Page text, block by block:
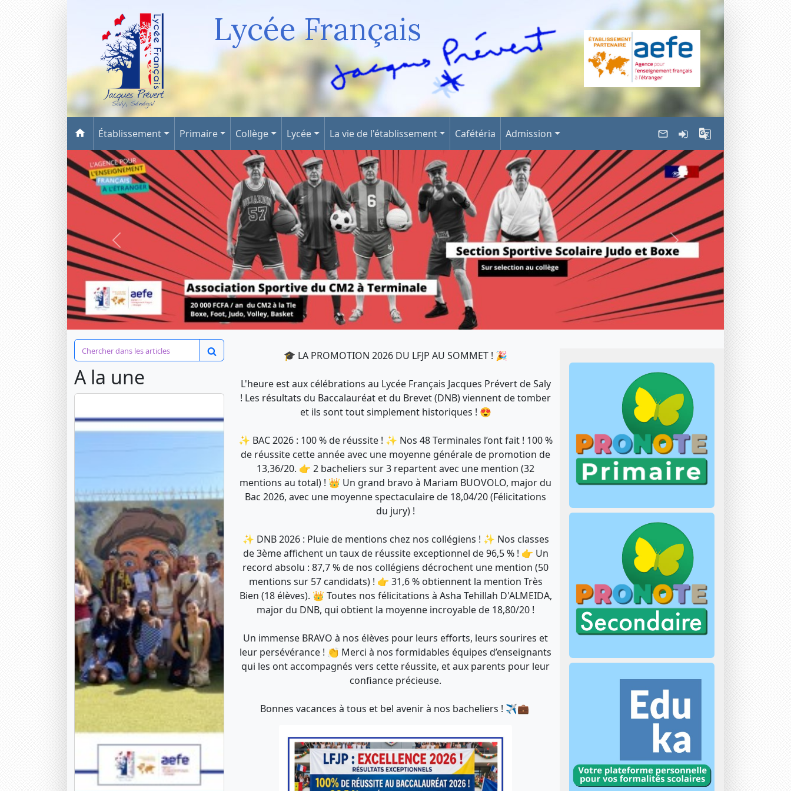
Lycée Français
Établissement Primaire Collège Lycée La vie de l'établissement Cafétéria Admission
Précédent Suivant
A la une
🎓 LA PROMOTION 2026 DU LFJP AU SOMMET ! 🎉
L'heure est aux célébrations au Lycée Français Jacques Prévert de Saly
! Les résultats du Baccalauréat et du Brevet (DNB) viennent de tomber
et ils sont tout simplement historiques ! 😍
✨ BAC 2026 : 100 % de réussite ! ✨ Nos 48 Terminales l’ont fait ! 100 %
de réussite cette année avec une moyenne générale de promotion de
13,36/20. 👉 2 bacheliers sur 3 repartent avec une mention (32
mentions au total) ! 👑 Un grand bravo à Mariam BUOVOLO, major du
Bac 2026, avec une moyenne spectaculaire de 18,04/20 (Félicitations
du jury) !
✨ DNB 2026 : Pluie de mentions chez nos collégiens ! ✨ Nos classes
de 3ème affichent un taux de réussite exceptionnel de 96,5 % ! 👉 Un
record absolu : 87,7 % de nos collégiens décrochent une mention (50
mentions sur 57 candidats) ! 👉 31,6 % obtiennent la mention Très
Bien (18 élèves). 👑 Toutes nos félicitations à Asha Tehillah D'ALMEIDA,
major du DNB, qui obtient la moyenne incroyable de 18,80/20 !
Un immense BRAVO à nos élèves pour leurs efforts, leurs sourires et
leur persévérance ! 👏 Merci à nos formidables équipes d’enseignants
qui les ont accompagnés vers cette réussite, et aux parents pour leur
confiance précieuse.
Bonnes vacances à tous et bel avenir à nos bacheliers ! ✈️💼